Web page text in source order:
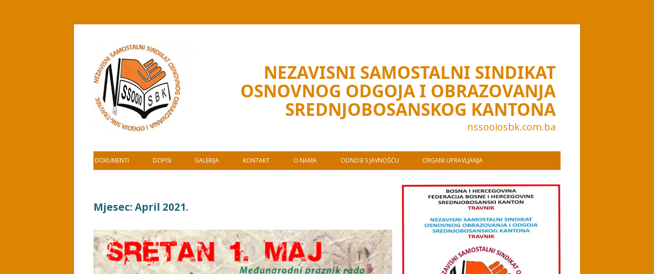
content
NEZAVISNI SAMOSTALNI SINDIKAT
OSNOVNOG ODGOJA I OBRAZOVANJA
SREDNJOBOSANSKOG KANTONA
nssooiosbk.com.ba
DOKUMENTI DOPISI GALERIJA KONTAKT O NAMA ODNOSI S JAVNOŠĆU ORGANI UPRAVLJANJA
Mjesec:April 2021.